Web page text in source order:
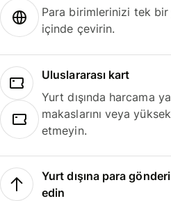
Para birimlerinizi tek
içinde çevirin.
Uluslararası kart
Yurt dışında harcama
makaslarını veya
etmeyin.
Yurt dışına para
edin